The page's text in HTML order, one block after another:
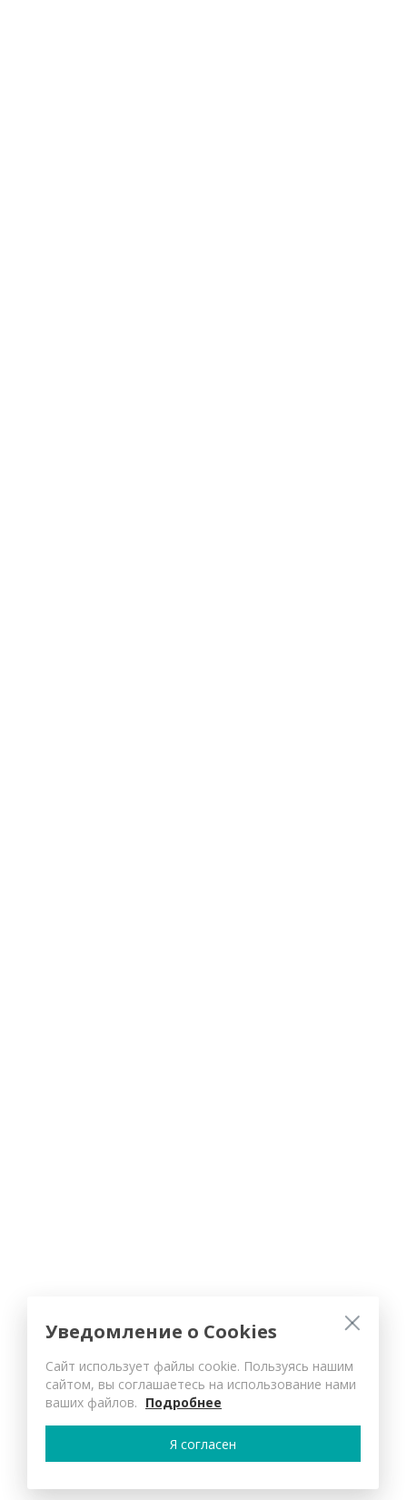
Уведомление о Cookies
Сайт использует файлы cookie. Пользуясь нашим
сайтом, вы соглашаетесь на использование нами
ваших файлов. Подробнее
Я согласен